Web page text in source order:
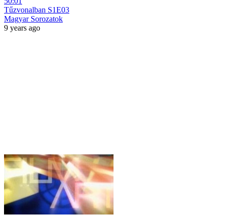
Tűzvonalban S1E03
Magyar Sorozatok
9 years ago